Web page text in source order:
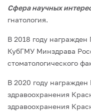
Сфера научных
гнатология.
В 2018 году
КубГМУ Минздрава
стоматологического
В 2020 году
здравоохранения
здравоохранения